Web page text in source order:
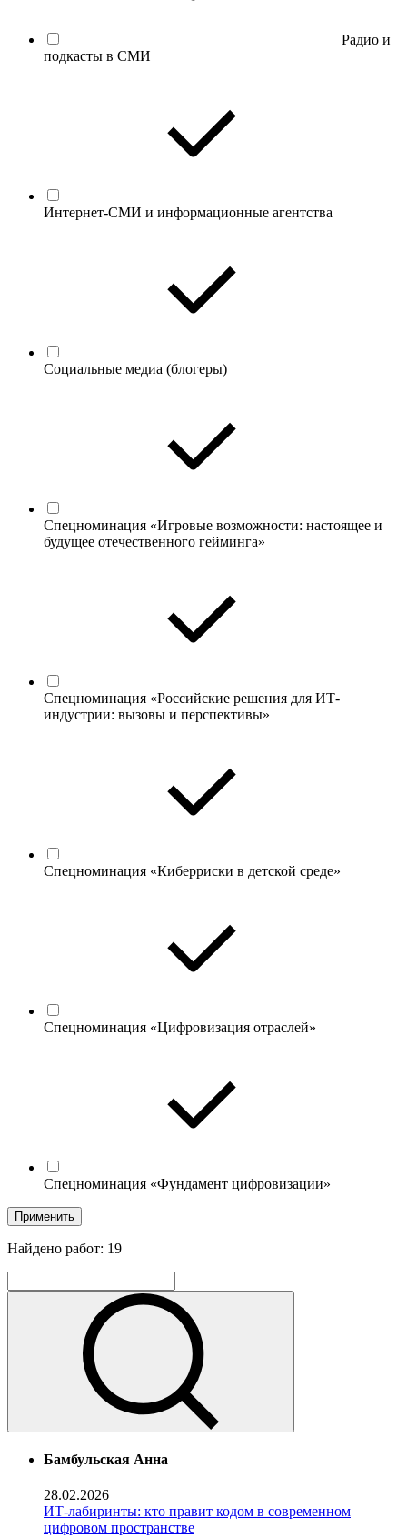
Радио и
подкасты в СМИ
Интернет-СМИ и информационные агентства
Социальные медиа (блогеры)
Спецноминация «Игровые возможности: настоящее и
будущее отечественного гейминга»
Спецноминация «Российские решения для ИТ-
индустрии: вызовы и перспективы»
Спецноминация «Киберриски в детской среде»
Спецноминация «Цифровизация отраслей»
Спецноминация «Фундамент цифровизации»
Применить
Найдено работ: 19
Бамбульская Анна
28.02.2026
ИТ-лабиринты: кто правит кодом в современном
цифровом пространстве